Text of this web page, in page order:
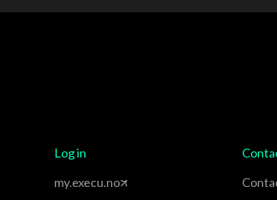
Log in
my.execu.no